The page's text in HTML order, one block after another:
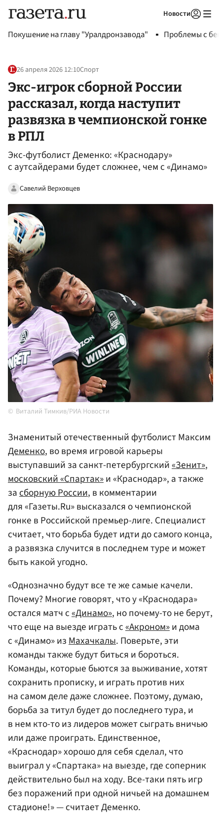
Новости
Покушение на главу "Уралдронзавода" Проблемы с
26 апреля 2026 12:10Спорт
Экс-игрок сборной России
рассказал, когда наступит
развязка в чемпионской гонке
в РПЛ
Экс-футболист Деменко: «Краснодару»
с аутсайдерами будет сложнее, чем с «Динамо»
Савелий Верховцев
Виталий Тимкив/РИА Новости
Знаменитый отечественный футболист Максим
Деменко, во время игровой карьеры
выступавший за санкт-петербургский«Зенит»,
московский «Спартак»и «Краснодар», а также
засборную России, в комментарии
для «Газеты.Ru» высказался о чемпионской
гонке в Российской премьер-лиге. Специалист
считает, что борьба будет идти до самого конца,
а развязка случится в последнем туре и может
быть какой угодно.
«Однозначно будут все те же самые качели.
Почему? Многие говорят, что у «Краснодара»
остался матч с«Динамо», но почему-то не берут,
что еще на выезде играть с«Акроном»и дома
с «Динамо» изМахачкалы. Поверьте, эти
команды также будут биться и бороться.
Команды, которые бьются за выживание, хотят
сохранить прописку, и играть против них
на самом деле даже сложнее. Поэтому, думаю,
борьба за титул будет до последнего тура, и
в нем кто-то из лидеров может сыграть вничью
или даже проиграть. Единственное,
«Краснодар» хорошо для себя сделал, что
выиграл у «Спартака» на выезде, где соперник
действительно был на ходу. Все-таки пять игр
без поражений при одной ничьей на домашнем
стадионе!» — считает Деменко.